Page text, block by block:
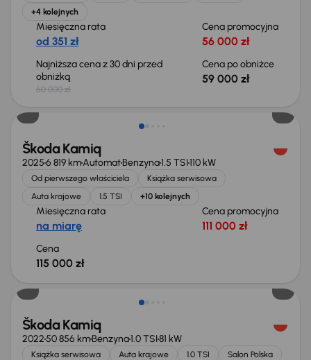
+4 kolejnych
Miesięczna rata
od 351 zł
Cena promocyjna
56 000 zł
Najniższa cena z 30 dni przed
obniżką
60 000 zł
Cena po obniżce
59 000 zł
Świeżo skupione
Škoda Kamiq
20256 819 kmAutomatBenzyna1.5 TSI110 kW
Od pierwszego właściciela
Książka serwisowa
Auta krajowe
1.5 TSI +10 kolejnych
Miesięczna rata
na miarę
Cena promocyjna
111 000 zł
Cena
115 000 zł
Škoda Kamiq
202250 856 kmBenzyna1.0 TSI81 kW
Książka serwisowa Auta krajowe 1.0 TSI
Salon Polska